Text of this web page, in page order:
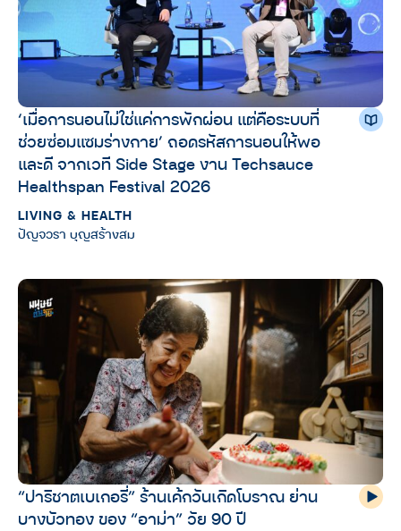
‘เมื่อการนอนไม่ใช่แค่การพักผ่อน แต่คือระบบที่
ช่วยซ่อมแซมร่างกาย’ ถอดรหัสการนอนให้พอ
และดี จากเวที Side Stage งาน Techsauce
Healthspan Festival 2026
LIVING & HEALTH
ปัญจวรา บุญสร้างสม
“ปาริชาตเบเกอรี่” ร้านเค้กวันเกิดโบราณ ย่าน
บางบัวทอง ของ “อาม่า” วัย 90 ปี